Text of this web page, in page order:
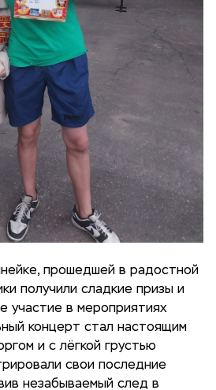
прошедшей в радостной
получили сладкие призы и
участие в мероприятиях
концерт стал настоящим
и с лёгкой грустью
свои последние
незабываемый след в